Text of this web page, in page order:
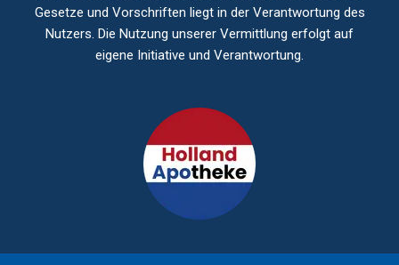
Gesetze und Vorschriften liegt in der Verantwortung des
Nutzers. Die Nutzung unserer Vermittlung erfolgt auf
eigene Initiative und Verantwortung.